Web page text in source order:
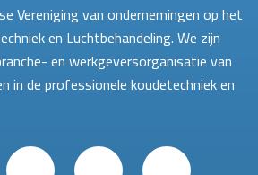
Vereniging van ondernemingen op het
en Luchtbehandeling. We zijn
en werkgeversorganisatie van
in de professionele koudetechniek en